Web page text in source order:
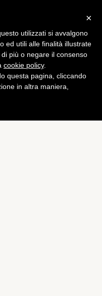
e
×
utilizzati si avvalgono
ed utili alle finalità illustrate
più o negare il consenso
cookie policy.
questa pagina, cliccando
in altra maniera,